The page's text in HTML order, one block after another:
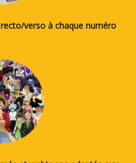
verso à chaque numéro